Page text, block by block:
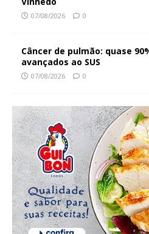
07/08/2026 0
Câncer de pulmão: quase
avançados ao SUS
07/08/2026 0